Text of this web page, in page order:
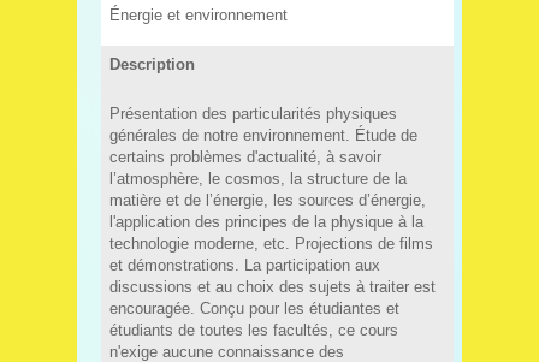
Énergie et environnement
Description
Présentation des particularités physiques
générales de notre environnement. Étude de
certains problèmes d'actualité, à savoir
l’atmosphère, le cosmos, la structure de la
matière et de l’énergie, les sources d’énergie,
l'application des principes de la physique à la
technologie moderne, etc. Projections de films
et démonstrations. La participation aux
discussions et au choix des sujets à traiter est
encouragée. Conçu pour les étudiantes et
étudiants de toutes les facultés, ce cours
n'exige aucune connaissance des